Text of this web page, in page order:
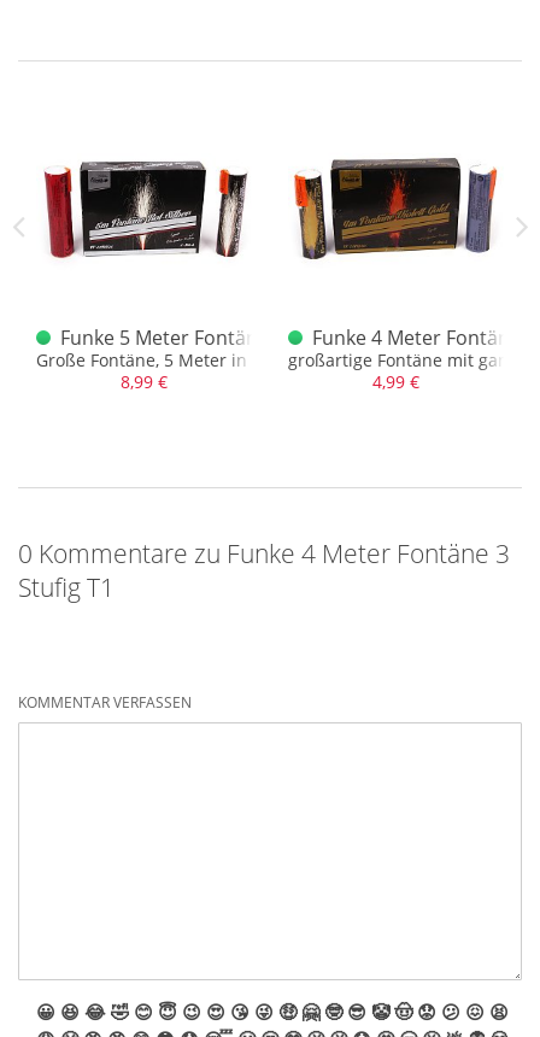
Kamuro T1
Kamuro Effekt
Funke 5 Meter Fontäne in Rot - Siber T1
Große Fontäne, 5 Meter in Rot Silber in T1
8,99 €
Funke 4 Meter Fontäne
großartige Fontäne mit
4,99 €
0 Kommentare zu Funke 4 Meter Fontäne 3
Stufig T1
KOMMENTAR VERFASSEN
😀 😆 😂🤣 😊 😇 😉 😍 😘 😜 🤑 🤗 🤓 😎 🤡🤠 😟 😕 😖 😫